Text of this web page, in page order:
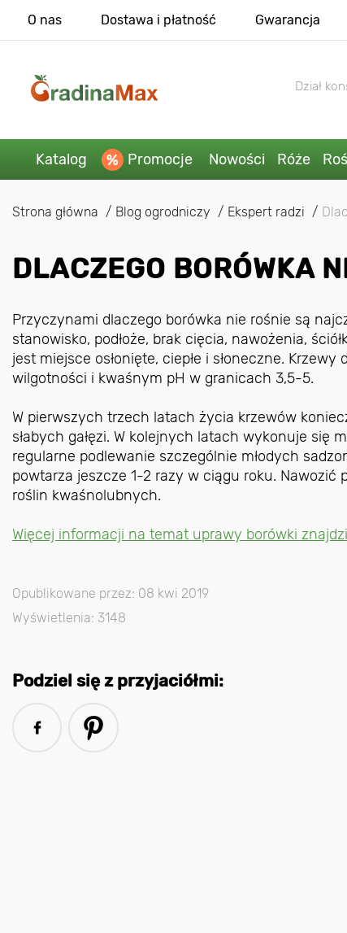
O nas Dostawa i płatność Gwarancja
Dział
Katalog Promocje Nowości Róże
Strona główna Blog ogrodniczy Ekspert radzi
DLACZEGO BORÓWKA
Przyczynami dlaczego borówka nie rośnie są
stanowisko, podłoże, brak cięcia, nawożenia,
jest miejsce osłonięte, ciepłe i słoneczne.
wilgotności i kwaśnym pH w granicach 3,5-5.
W pierwszych trzech latach życia krzewów
słabych gałęzi. W kolejnych latach wykonuje się
regularne podlewanie szczególnie młodych
powtarza jeszcze 1-2 razy w ciągu roku.
roślin kwaśnolubnych.
Więcej informacji na temat uprawy borówki
Opublikowane przez: 08 kwi 2019
Wyświetlenia: 3148
Podziel się z przyjaciółmi: